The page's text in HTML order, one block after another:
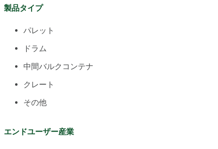
製品タイプ
パレット
ドラム
中間バルクコンテナ
クレート
その他
エンドユーザー産業